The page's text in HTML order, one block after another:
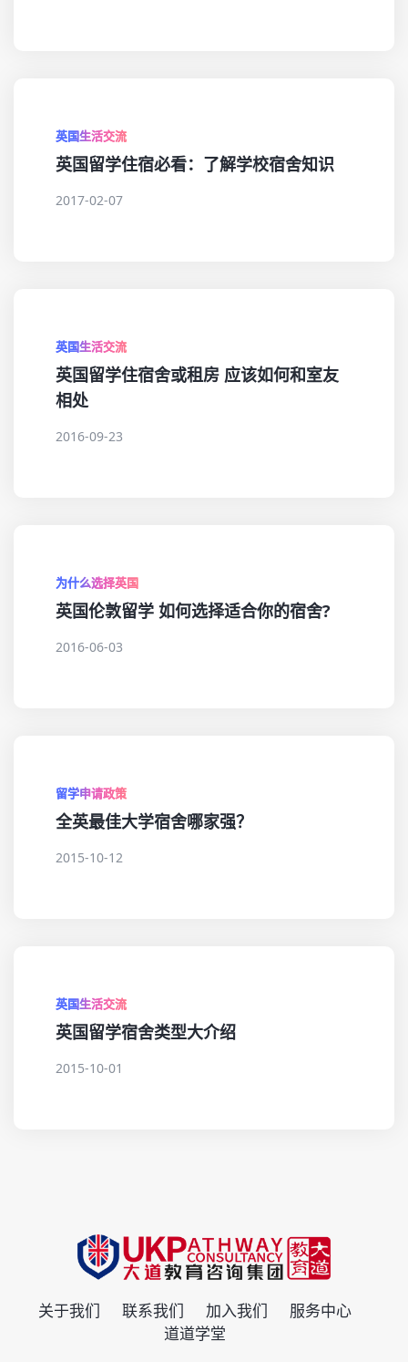
英国生活交流
英国留学住宿必看：了解学校宿舍知识
2017-02-07
英国生活交流
英国留学住宿舍或租房 应该如何和室友
相处
2016-09-23
为什么选择英国
英国伦敦留学 如何选择适合你的宿舍?
2016-06-03
留学申请政策
全英最佳大学宿舍哪家强？
2015-10-12
英国生活交流
英国留学宿舍类型大介绍
2015-10-01
关于我们 联系我们 加入我们
服务中心
道道学堂